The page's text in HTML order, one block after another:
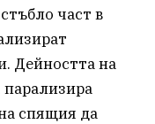
част в
Дейността на
парализира
спящия да